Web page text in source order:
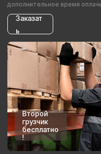
дополнительное время
Заказат
ь
Второй
грузчик
бесплатно
!